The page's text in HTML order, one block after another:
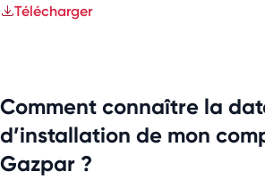
Télécharger
Comment connaître la
d’installation de mon
Gazpar ?